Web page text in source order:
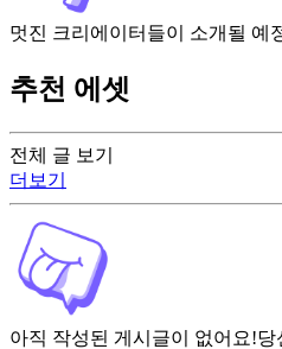
전체 글 보기
더보기
아직 작성된 게시글이 없어요!당
멋진 크리에이터들이 소개될 예
추천 에셋